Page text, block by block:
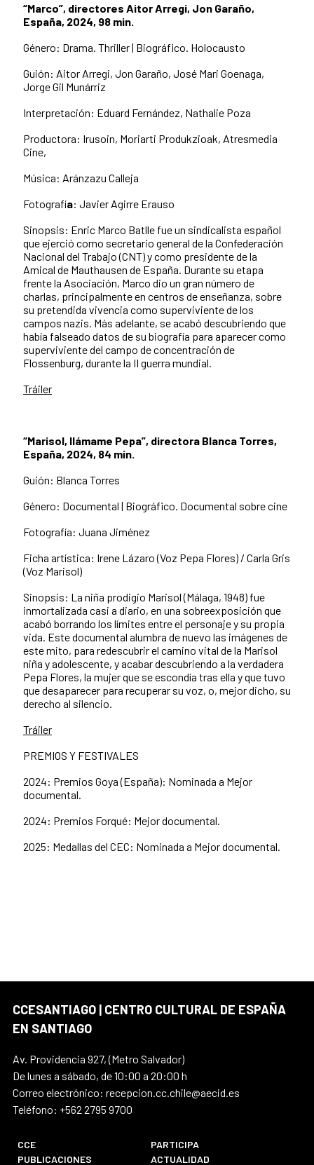
“Marco”, directores Aitor Arregi, Jon Garaño,
España, 2024, 98 min.
Género: Drama. Thriller | Biográfico. Holocausto
Guión: Aitor Arregi, Jon Garaño, José Mari Goenaga,
Jorge Gil Munárriz
Interpretación: Eduard Fernández, Nathalie Poza
Productora: Irusoin, Moriarti Produkzioak, Atresmedia
Cine,
Música: Aránzazu Calleja
Fotografía: Javier Agirre Erauso
Sinopsis: Enric Marco Batlle fue un sindicalista español
que ejerció como secretario general de la Confederación
Nacional del Trabajo (CNT) y como presidente de la
Amical de Mauthausen de España. Durante su etapa
frente la Asociación, Marco dio un gran número de
charlas, principalmente en centros de enseñanza, sobre
su pretendida vivencia como superviviente de los
campos nazis. Más adelante, se acabó descubriendo que
había falseado datos de su biografía para aparecer como
superviviente del campo de concentración de
Flossenburg, durante la II guerra mundial.
Tráiler
“Marisol, llámame Pepa”, directora Blanca Torres,
España, 2024, 84 min.
Guión: Blanca Torres
Género: Documental | Biográfico. Documental sobre cine
Fotografía: Juana Jiménez
Ficha artística: Irene Lázaro (Voz Pepa Flores) / Carla Gris
(Voz Marisol)
Sinopsis: La niña prodigio Marisol (Málaga, 1948) fue
inmortalizada casi a diario, en una sobreexposición que
acabó borrando los límites entre el personaje y su propia
vida. Este documental alumbra de nuevo las imágenes de
este mito, para redescubrir el camino vital de la Marisol
niña y adolescente, y acabar descubriendo a la verdadera
Pepa Flores, la mujer que se escondía tras ella y que tuvo
que desaparecer para recuperar su voz, o, mejor dicho, su
derecho al silencio.
Tráiler
PREMIOS Y FESTIVALES
2024: Premios Goya (España): Nominada a Mejor
documental.
2024: Premios Forqué: Mejor documental.
2025: Medallas del CEC: Nominada a Mejor documental.
CCESANTIAGO | CENTRO CULTURAL DE ESPAÑA
EN SANTIAGO
Av. Providencia 927, (Metro Salvador)
De lunes a sábado, de 10:00 a 20:00 h
Correo electrónico: recepcion.cc.chile@aecid.es
Teléfono: +562 2795 9700
CCE
PARTICIPA
PUBLICACIONES
ACTUALIDAD